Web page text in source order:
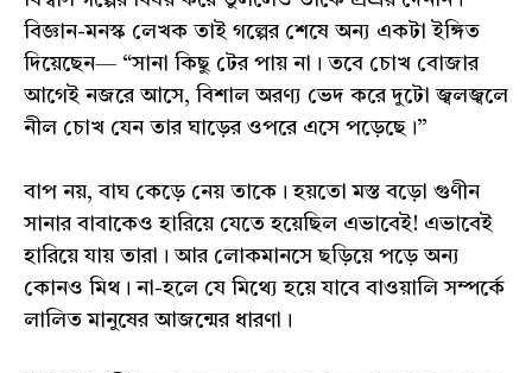
বিজ্ঞান-মনস্ক লেখক তাই গল্পের শেষে অন্য একটা ইঙ্গিত
দিয়েছেন— “সানা কিছু টের পায় না। তবে চোখ বোজার
আগেই নজরে আসে, বিশাল অরণ্য ভেদ করে দুটো জ্বলজ্বলে
নীল চোখ যেন তার ঘাড়ের ওপরে এসে পড়েছে।”
বাপ নয়, বাঘ কেড়ে নেয় তাকে। হয়তো মস্ত বড়ো গুণীন
সানার বাবাকেও হারিয়ে যেতে হয়েছিল এভাবেই! এভাবেই
হারিয়ে যায় তারা। আর লোকমানসে ছড়িয়ে পড়ে অন্য
কোনও মিথ। না-হলে যে মিথ্যে হয়ে যাবে বাওয়ালি সম্পর্কে
লালিত মানুষের আজন্মের ধারণা।